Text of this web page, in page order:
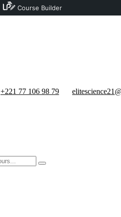
Course Builder
+221 77 106 98 79